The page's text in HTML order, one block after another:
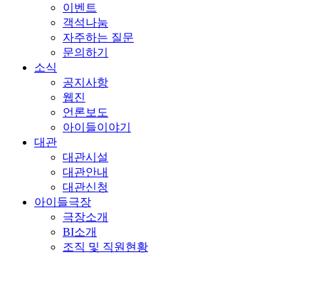
이벤트
객석나눔
자주하는 질문
문의하기
소식
공지사항
웹진
언론보도
아이들이야기
대관
대관시설
대관안내
대관신청
아이들극장
극장소개
BI소개
조직 및 직원현황